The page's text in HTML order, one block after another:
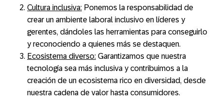
Cultura inclusiva: Ponemos la responsabilidad de
crear un ambiente laboral inclusivo en líderes y
gerentes, dándoles las herramientas para conseguirlo
y reconociendo a quienes más se destaquen.
Ecosistema diverso: Garantizamos que nuestra
tecnología sea más inclusiva y contribuimos a la
creación de un ecosistema rico en diversidad, desde
nuestra cadena de valor hasta consumidores.